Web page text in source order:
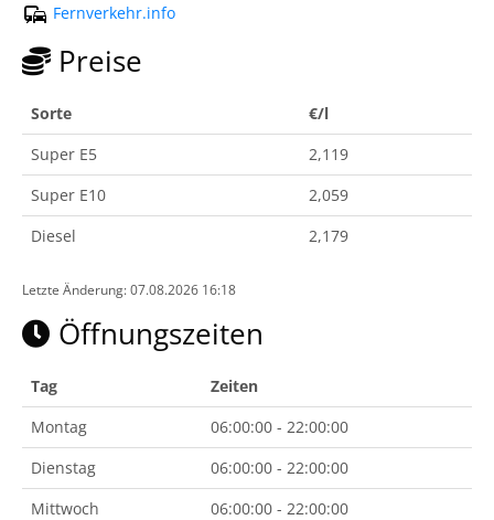
Fernverkehr.info
Preise
Sorte
€/l
Super E5
2,119
Super E10
2,059
Diesel
2,179
Letzte Änderung: 07.08.2026 16:18
Öffnungszeiten
Tag
Zeiten
Montag
06:00:00 - 22:00:00
Dienstag
06:00:00 - 22:00:00
Mittwoch
06:00:00 - 22:00:00